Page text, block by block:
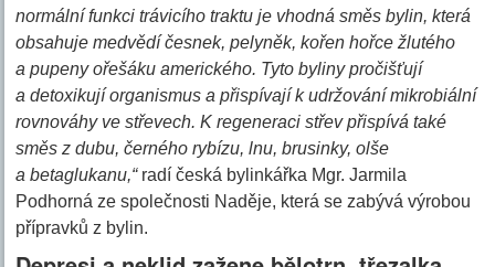
normální funkci trávicího traktu je vhodná směs bylin, která
obsahuje medvědí česnek, pelyněk, kořen hořce žlutého
a pupeny ořešáku amerického. Tyto byliny pročišťují
a detoxikují organismus a přispívají k udržování mikrobiální
rovnováhy ve střevech. K regeneraci střev přispívá také
směs z dubu, černého rybízu, lnu, brusinky, olše
a betaglukanu,“radí česká bylinkářka Mgr. Jarmila
Podhorná ze společnosti Naděje, která se zabývá výrobou
přípravků z bylin.